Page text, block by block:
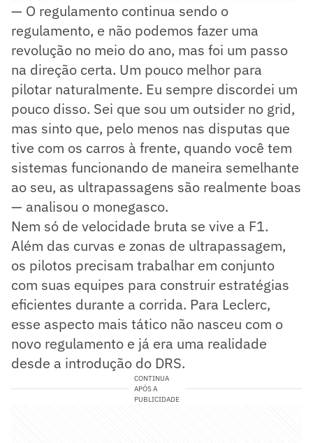
— O regulamento continua sendo o
regulamento, e não podemos fazer uma
revolução no meio do ano, mas foi um passo
na direção certa. Um pouco melhor para
pilotar naturalmente. Eu sempre discordei um
pouco disso. Sei que sou um outsider no grid,
mas sinto que, pelo menos nas disputas que
tive com os carros à frente, quando você tem
sistemas funcionando de maneira semelhante
ao seu, as ultrapassagens são realmente boas
— analisou o monegasco.
Nem só de velocidade bruta se vive a F1.
Além das curvas e zonas de ultrapassagem,
os pilotos precisam trabalhar em conjunto
com suas equipes para construir estratégias
eficientes durante a corrida. Para Leclerc,
esse aspecto mais tático não nasceu com o
novo regulamento e já era uma realidade
desde a introdução do DRS.
CONTINUA
APÓS A
PUBLICIDADE